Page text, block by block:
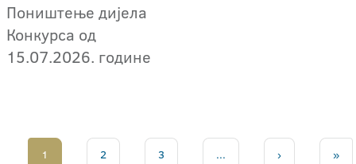
Поништење дијела
Конкурса од
15.07.2026. године
1 2 3 ... › »